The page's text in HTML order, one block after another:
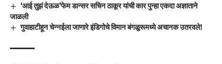
‘आई तुझं देऊळ’फेम डान्सर सचिन ठाकूर यांची कार पुन्हा एकदा अज्ञाताने
जाळली
गुवाहाटीहून चेन्नईला जाणारे इंडिगोचे विमान बंगळुरूमध्ये अचानक उतरवले!